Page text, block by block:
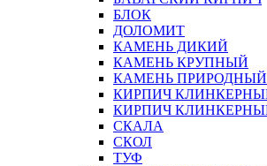
БЛОК
ДОЛОМИТ
КАМЕНЬ ДИКИЙ
КАМЕНЬ КРУПНЫЙ
КАМЕНЬ ПРИРОДНЫЙ
КИРПИЧ
КИРПИЧ
СКАЛА
СКОЛ
ТУФ